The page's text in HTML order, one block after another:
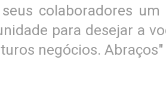
colaboradores
para desejar a
negócios. Abraços"